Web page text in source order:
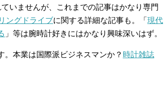
いませんが、これまでの記事はかなり専門
ングドライブに関する詳細な記事も。「 現代
」等は腕時計好きにはかなり興味深いはず。
本業は国際派ビジネスマンか？ 時計雑誌